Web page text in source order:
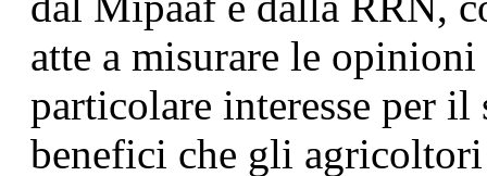
atte a misurare le
particolare interesse per
benefici che gli